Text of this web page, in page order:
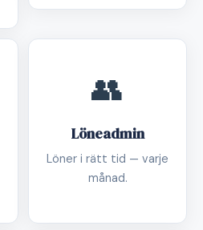
👥
Löneadmin
Löner i rätt tid — varje
månad.